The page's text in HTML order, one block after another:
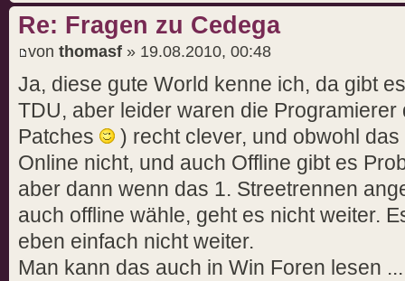
Re: Fragen zu Cedega
von thomasf » 19.08.2010, 00:48
Ja, diese gute World kenne ich, da gibt
TDU, aber leider waren die
Patches
) recht clever, und obwohl
Online nicht, und auch Offline gibt es
aber dann wenn das 1. Streetrennen
auch offline wähle, geht es nicht weiter.
eben einfach nicht weiter.
Man kann das auch in Win Foren lesen